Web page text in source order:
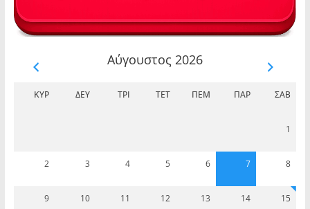
Αύγουστος 2026
ΚΥΡ ΔΕΥ ΤΡΊ ΤΕΤ ΠΈΜ ΠΑΡ ΣΆΒ
1
2 3 4 5 6 7 8
9 10 11 12 13 14 15